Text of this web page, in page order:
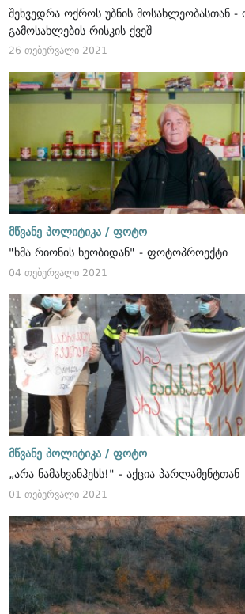
შეხვედრა ოქროს უბნის მოსახლეობასთან -
გამოსახლების რისკის ქვეშ
26 თებერვალი 2021
მწვანე პოლიტიკა / ფოტო
"ხმა რიონის ხეობიდან" - ფოტოპროექტი
04 თებერვალი 2021
მწვანე პოლიტიკა / ფოტო
„არა ნამახვანჰესს!" - აქცია პარლამენტთან
01 თებერვალი 2021